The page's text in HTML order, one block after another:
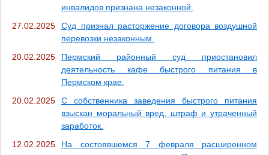
инвалидов признана незаконной.
27.02.2025
Суд признал расторжение договора воздушной
перевозки незаконным.
20.02.2025
Пермский районный суд приостановил
деятельность кафе быстрого питания в
Пермском крае.
20.02.2025
С собственника заведения быстрого питания
взыскан моральный вред, штраф и утраченный
заработок.
12.02.2025
На состоявшемся 7 февраля расширенном